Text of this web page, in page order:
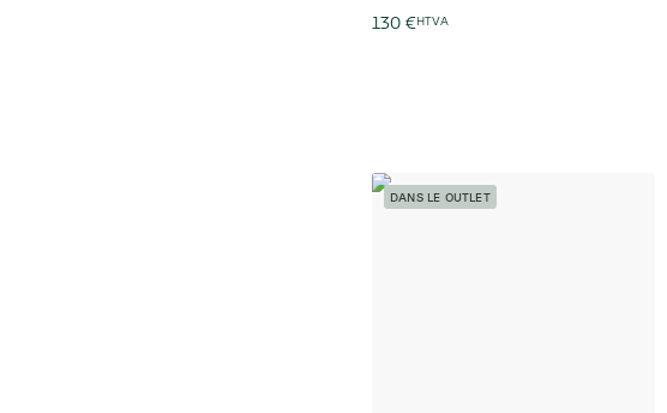
130 €HTVA
DANS LE OUTLET